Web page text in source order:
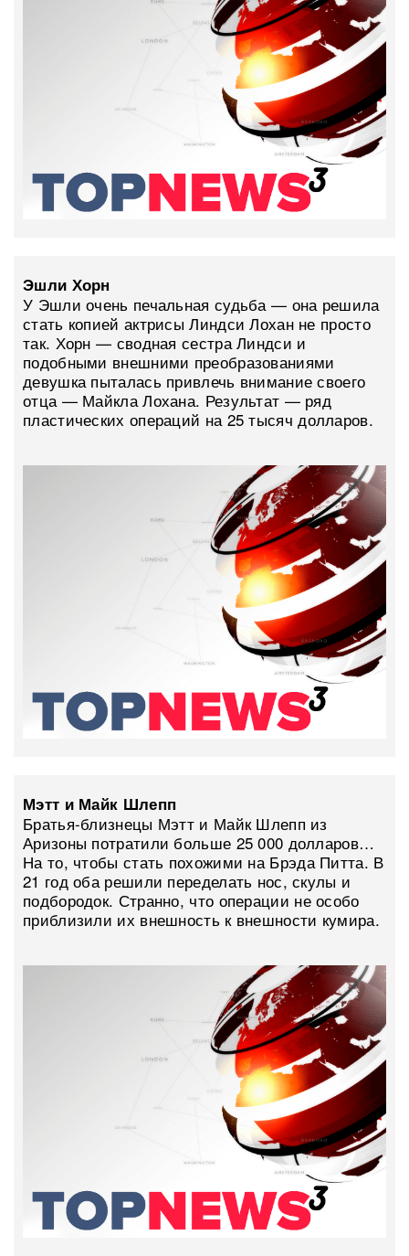
Эшли Хорн
У Эшли очень печальная судьба — она решила
стать копией актрисы Линдси Лохан не просто
так. Хорн — сводная сестра Линдси и
подобными внешними преобразованиями
девушка пыталась привлечь внимание своего
отца — Майкла Лохана. Результат — ряд
пластических операций на 25 тысяч долларов.
Мэтт и Майк Шлепп
Братья-близнецы Мэтт и Майк Шлепп из
Аризоны потратили больше 25 000 долларов…
На то, чтобы стать похожими на Брэда Питта. В
21 год оба решили переделать нос, скулы и
подбородок. Странно, что операции не особо
приблизили их внешность к внешности кумира.